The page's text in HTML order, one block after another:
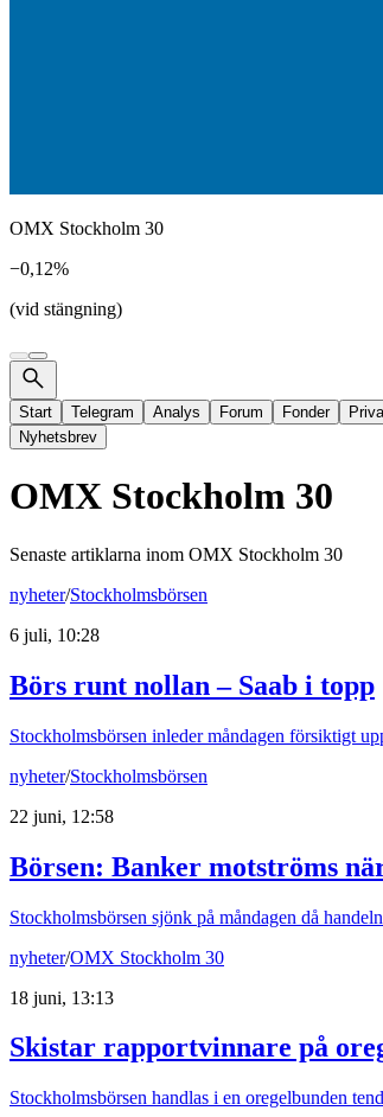
OMX Stockholm 30
−0,12%
(vid stängning)
Start Telegram Analys Forum Fonder
Nyhetsbrev
OMX Stockholm 30
Senaste artiklarna inom OMX Stockholm 30
nyheter/Stockholmsbörsen
6 juli, 10:28
Börs runt nollan – Saab i topp
Stockholmsbörsen inleder måndagen försiktigt
nyheter/Stockholmsbörsen
22 juni, 12:58
Börsen: Banker motströms
Stockholmsbörsen sjönk på måndagen då
nyheter/OMX Stockholm 30
18 juni, 13:13
Skistar rapportvinnare på
Stockholmsbörsen handlas i en oregelbunden